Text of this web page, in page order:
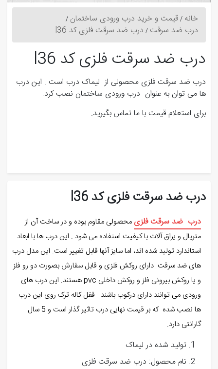
خانه قیمت و خرید درب ورودی ساختمان
درب ضد سرقت درب ضد سرقت فلزی کد l36
درب ضد سرقت فلزی کد l36
درب ضد سرقت فلزی محصولی از لیماک درب است . این درب
ها می توان به عنوان درب ورودی ساختمان نصب کرد.
برای استعلام قیمت با ما تماس بگیرید.
درب ضد سرقت فلزی کد l36
درب ضد سرقت فلزی محصولی مقاوم بوده و در ساخت آن از
متریال و یراق آلات با کیفیت استفاده می شود . این درب ها با ابعاد
استاندارد تولید شده اند، اما سایز آنها قابل تغییر است. این مدل درب
های ضد سرقت دارای روکش فلزی و قابل سفارش بصورت دو رو فلز
و یا روکش بیرونی فلز و روکش داخلی pvc هستند. این درب های
ورودی می توانند دارای درکوب باشند . قفل کاله ترک روی این درب
ها نصب شده که بر قیمت نهایی درب تاثیر گذار است و 5 سال
گارانتی دارد.
تولید شده در لیماک
نام محصول: درب ضد سرقت فلزی